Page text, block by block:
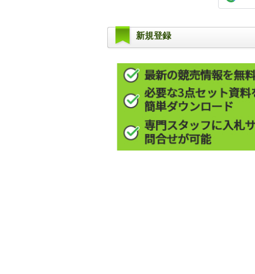
新規登録